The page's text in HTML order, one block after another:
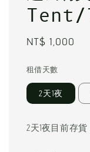
Tent/
Regular
NT$ 1,000
租借天數
2天1夜
2天1夜目前存